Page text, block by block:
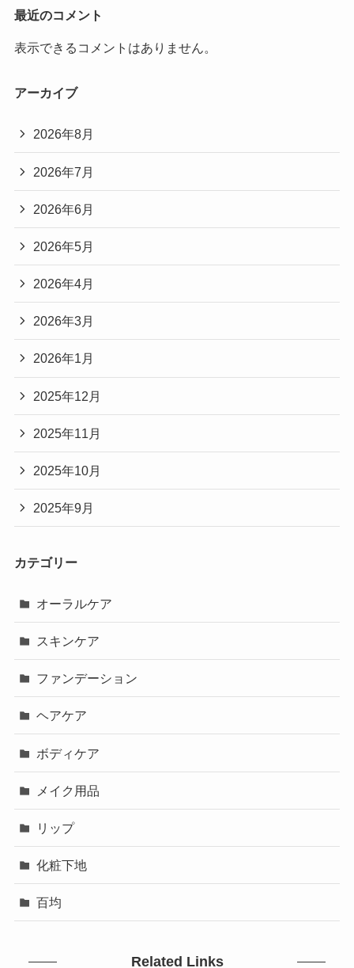
最近のコメント
表示できるコメントはありません。
アーカイブ
2026年8月
2026年7月
2026年6月
2026年5月
2026年4月
2026年3月
2026年1月
2025年12月
2025年11月
2025年10月
2025年9月
カテゴリー
オーラルケア
スキンケア
ファンデーション
ヘアケア
ボディケア
メイク用品
リップ
化粧下地
百均
Related Links